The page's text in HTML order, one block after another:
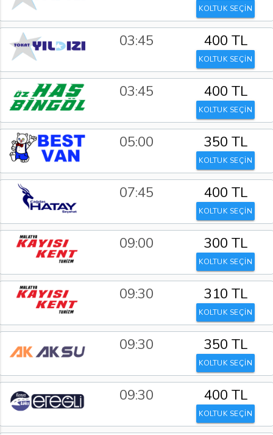
KOLTUK SEÇİN
03:45 400 TL
KOLTUK SEÇİN
03:45 400 TL
KOLTUK SEÇİN
05:00 350 TL
KOLTUK SEÇİN
07:45 400 TL
KOLTUK SEÇİN
09:00 300 TL
KOLTUK SEÇİN
09:30 310 TL
KOLTUK SEÇİN
09:30 350 TL
KOLTUK SEÇİN
09:30 400 TL
KOLTUK SEÇİN